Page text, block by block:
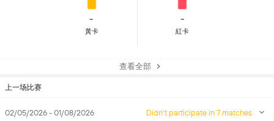
-
黃卡
-
紅卡
查看全部
上一场比赛
02/05/2026 - 01/08/2026 Didn't participate in 7 matches